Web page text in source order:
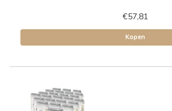
€57,81
Kopen